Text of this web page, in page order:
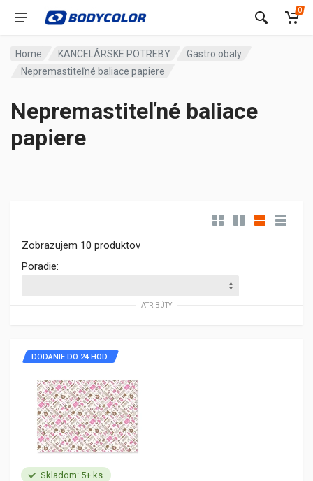
0
Home KANCELÁRSKE POTREBY
Gastro obaly
Nepremastiteľné baliace papiere
Nepremastiteľné baliace
papiere
Zobrazujem 10 produktov
Poradie:
ATRIBÚTY
Skladom: 5+ ks
DODANIE DO 24 HOD.